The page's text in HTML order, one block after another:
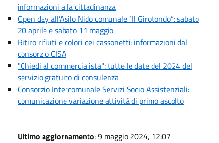
informazioni alla cittadinanza
Open day all’Asilo Nido comunale “Il Girotondo”: sabato
20 aprile e sabato 11 maggio
Ritiro rifiuti e colori dei cassonetti: informazioni dal
consorzio CISA
"Chiedi al commercialista": tutte le date del 2024 del
servizio gratuito di consulenza
Consorzio Intercomunale Servizi Socio Assistenziali:
comunicazione variazione attività di primo ascolto
Ultimo aggiornamento: 9 maggio 2024, 12:07